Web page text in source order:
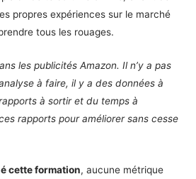
propres expériences sur le marché
tous les rouages.
les publicités Amazon. Il n’y a pas
à faire, il y a des données à
à sortir et du temps à
rapports pour améliorer sans cesse
cette formation, aucune métrique